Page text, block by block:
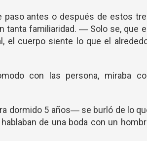
antes o después de estos
tanta familiaridad. ― Solo se, que
el cuerpo siente lo que el
con las persona, miraba
dormido 5 años― se burló de lo
de una boda con un